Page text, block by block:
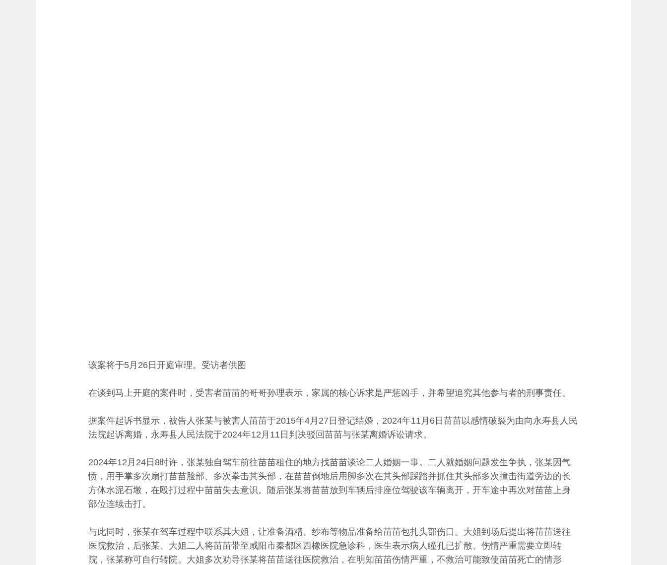
该案将于5月26日开庭审理。受访者供图
在谈到马上开庭的案件时，受害者苗苗的哥哥孙理表示，家属的核心诉求是严惩凶手，并希望追究其他参与者的刑事责任。
据案件起诉书显示，被告人张某与被害人苗苗于2015年4月27日登记结婚，2024年11月6日苗苗以感情破裂为由向永寿县人民
法院起诉离婚，永寿县人民法院于2024年12月11日判决驳回苗苗与张某离婚诉讼请求。
2024年12月24日8时许，张某独自驾车前往苗苗租住的地方找苗苗谈论二人婚姻一事。二人就婚姻问题发生争执，张某因气
愤，用手掌多次扇打苗苗脸部、多次拳击其头部，在苗苗倒地后用脚多次在其头部踩踏并抓住其头部多次撞击街道旁边的长
方体水泥石墩，在殴打过程中苗苗失去意识。随后张某将苗苗放到车辆后排座位驾驶该车辆离开，开车途中再次对苗苗上身
部位连续击打。
与此同时，张某在驾车过程中联系其大姐，让准备酒精、纱布等物品准备给苗苗包扎头部伤口。大姐到场后提出将苗苗送往
医院救治，后张某、大姐二人将苗苗带至咸阳市秦都区西橡医院急诊科，医生表示病人瞳孔已扩散、伤情严重需要立即转
院，张某称可自行转院。大姐多次劝导张某将苗苗送往医院救治，在明知苗苗伤情严重，不救治可能致使苗苗死亡的情形